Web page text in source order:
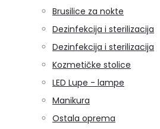
Brusilice za nokte
Dezinfekcija i sterilizacija
Dezinfekcija i sterilizacija
Kozmetičke stolice
LED Lupe - lampe
Manikura
Ostala oprema